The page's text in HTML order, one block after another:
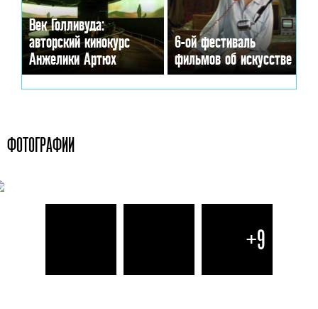
Век Голливуда:
авторский кинокурс
Анжелики Артюх
6-ой фестиваль
фильмов об искусстве
ФОТОГРАФИИ
+9